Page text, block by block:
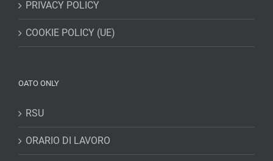
PRIVACY POLICY
COOKIE POLICY (UE)
OATO ONLY
RSU
ORARIO DI LAVORO